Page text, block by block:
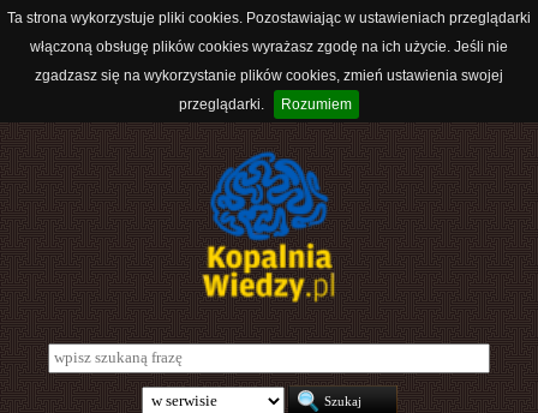
Ta strona wykorzystuje pliki cookies. Pozostawiając w ustawieniach przeglądarki
włączoną obsługę plików cookies wyrażasz zgodę na ich użycie. Jeśli nie
zgadzasz się na wykorzystanie plików cookies, zmień ustawienia swojej
przeglądarki.
Rozumiem